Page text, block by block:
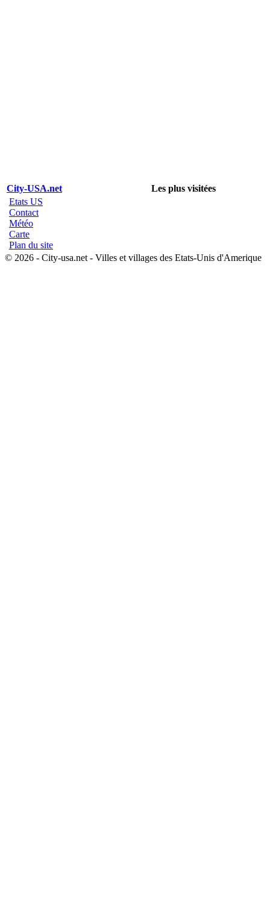
City-USA.net
Les plus visitées
Etats US
Contact
Météo
Carte
Plan du site
© 2026 - City-usa.net - Villes et villages des Etats-Unis d'Amerique